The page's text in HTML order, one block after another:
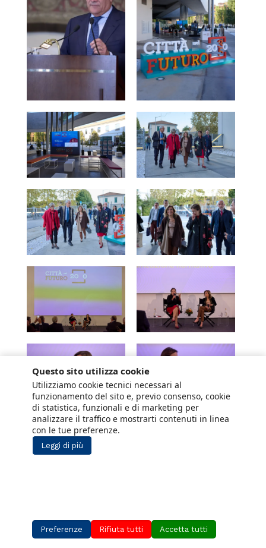
Questo sito utilizza cookie
Utilizziamo cookie tecnici necessari al
funzionamento del sito e, previo consenso, cookie
di statistica, funzionali e di marketing per
analizzare il traffico e mostrarti contenuti in linea
con le tue preferenze.
Leggi di più
Preferenze Rifiuta tutti Accetta tutti